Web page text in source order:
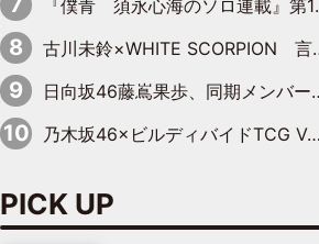
『僕青 須永心海のソロ連載』第18回：「バーゲンセールハンターみうな inしまむら」編
古川未鈴×WHITE SCORPION 言葉が背中を押した“それぞれの決意”
日向坂46藤嶌果歩、同期メンバーの反応を明かす「『大人になりましたね』と言って見てくれました」
乃木坂46×ビルディバイドTCG Vol.2公開 賀喜遥香＆田村真佑が『京まふ』ステージに登壇
PICK UP